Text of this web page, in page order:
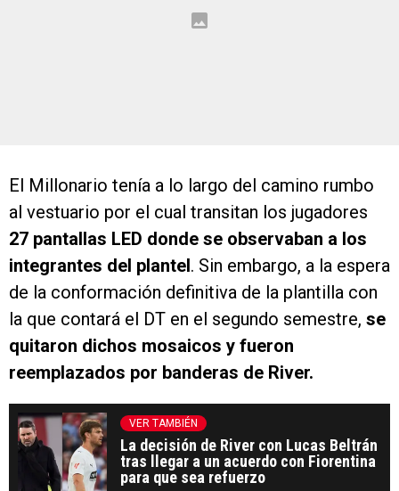
El Millonario tenía a lo largo del camino rumbo
al vestuario por el cual transitan los jugadores
27 pantallas LED donde se observaban a los
integrantes del plantel . Sin embargo, a la espera
de la conformación definitiva de la plantilla con
la que contará el DT en el segundo semestre, se
quitaron dichos mosaicos y fueron
reemplazados por banderas de River.
VER TAMBIÉN
La decisión de River con Lucas Beltrán
tras llegar a un acuerdo con Fiorentina
para que sea refuerzo